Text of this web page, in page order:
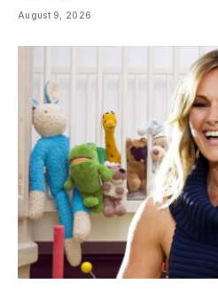
August 9, 2026